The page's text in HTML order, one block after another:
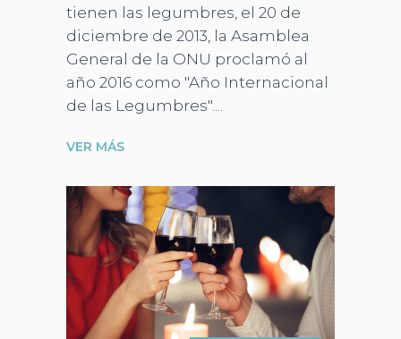
tienen las legumbres, el 20 de
diciembre de 2013, la Asamblea
General de la ONU proclamó al
año 2016 como "Año Internacional
de las Legumbres".
VER MÁS